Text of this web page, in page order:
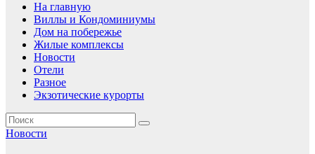
На главную
Виллы и Кондоминиумы
Дом на побережье
Жилые комплексы
Новости
Отели
Разное
Экзотические курорты
Новости